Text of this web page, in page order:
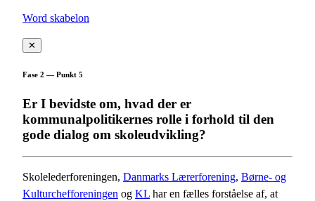
Word skabelon
✕
Fase 2 — Punkt 5
Er I bevidste om, hvad der er
kommunalpolitikernes rolle i forhold til den
gode dialog om skoleudvikling?
Skolelederforeningen, Danmarks Lærerforening, Børne- og
Kulturchefforeningen og KL har en fælles forståelse af, at